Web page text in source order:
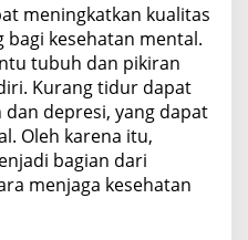
meningkatkan kualitas
kesehatan mental.
tubuh dan pikiran
Kurang tidur dapat
depresi, yang dapat
Oleh karena itu,
bagian dari
menjaga kesehatan